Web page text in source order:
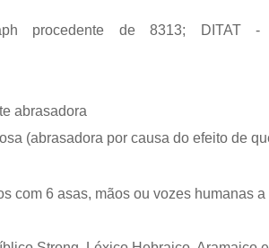
abrasadora
(abrasadora por causa do efeito de
com 6 asas, mãos ou vozes humanas